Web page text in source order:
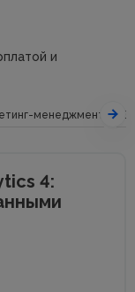
и
менеджмент
4: